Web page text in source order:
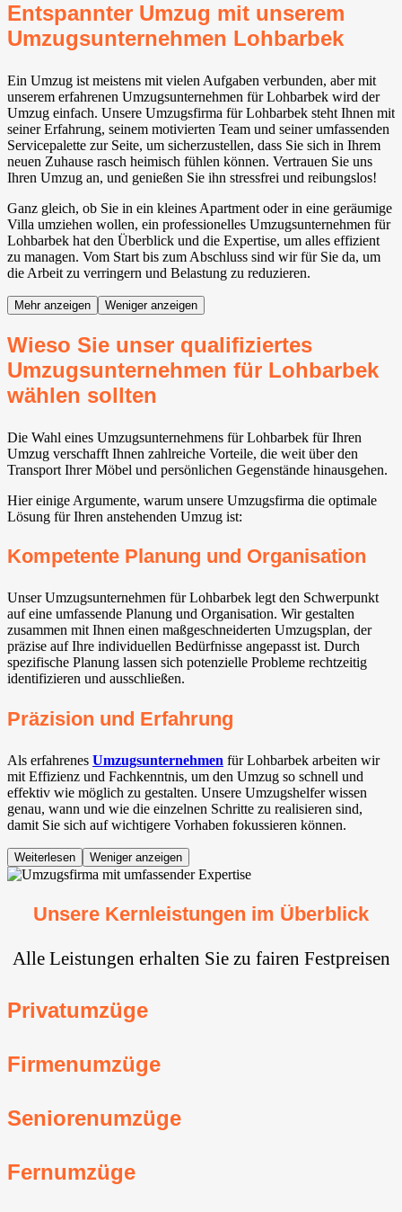
Entspannter Umzug mit unserem
Umzugsunternehmen Lohbarbek
Ein Umzug ist meistens mit vielen Aufgaben verbunden, aber mit
unserem erfahrenen Umzugsunternehmen für Lohbarbek wird der
Umzug einfach. Unsere Umzugsfirma für Lohbarbek steht Ihnen mit
seiner Erfahrung, seinem motivierten Team und seiner umfassenden
Servicepalette zur Seite, um sicherzustellen, dass Sie sich in Ihrem
neuen Zuhause rasch heimisch fühlen können. Vertrauen Sie uns
Ihren Umzug an, und genießen Sie ihn stressfrei und reibungslos!
Ganz gleich, ob Sie in ein kleines Apartment oder in eine geräumige
Villa umziehen wollen, ein professionelles Umzugsunternehmen für
Lohbarbek hat den Überblick und die Expertise, um alles effizient
zu managen. Vom Start bis zum Abschluss sind wir für Sie da, um
die Arbeit zu verringern und Belastung zu reduzieren.
Mehr anzeigen Weniger anzeigen
Wieso Sie unser qualifiziertes
Umzugsunternehmen für Lohbarbek
wählen sollten
Die Wahl eines Umzugsunternehmens für Lohbarbek für Ihren
Umzug verschafft Ihnen zahlreiche Vorteile, die weit über den
Transport Ihrer Möbel und persönlichen Gegenstände hinausgehen.
Hier einige Argumente, warum unsere Umzugsfirma die optimale
Lösung für Ihren anstehenden Umzug ist:
Kompetente Planung und Organisation
Unser Umzugsunternehmen für Lohbarbek legt den Schwerpunkt
auf eine umfassende Planung und Organisation. Wir gestalten
zusammen mit Ihnen einen maßgeschneiderten Umzugsplan, der
präzise auf Ihre individuellen Bedürfnisse angepasst ist. Durch
spezifische Planung lassen sich potenzielle Probleme rechtzeitig
identifizieren und ausschließen.
Präzision und Erfahrung
Als erfahrenes Umzugsunternehmen für Lohbarbek arbeiten wir
mit Effizienz und Fachkenntnis, um den Umzug so schnell und
effektiv wie möglich zu gestalten. Unsere Umzugshelfer wissen
genau, wann und wie die einzelnen Schritte zu realisieren sind,
damit Sie sich auf wichtigere Vorhaben fokussieren können.
Weiterlesen Weniger anzeigen
Unsere Kernleistungen im Überblick
Alle Leistungen erhalten Sie zu fairen Festpreisen
Privatumzüge
Firmenumzüge
Seniorenumzüge
Fernumzüge